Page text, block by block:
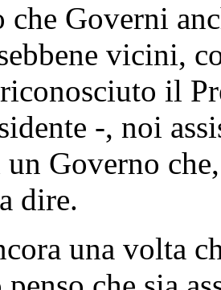
che Governi
vicini,
il
-, noi
un Governo
dire.
una volta